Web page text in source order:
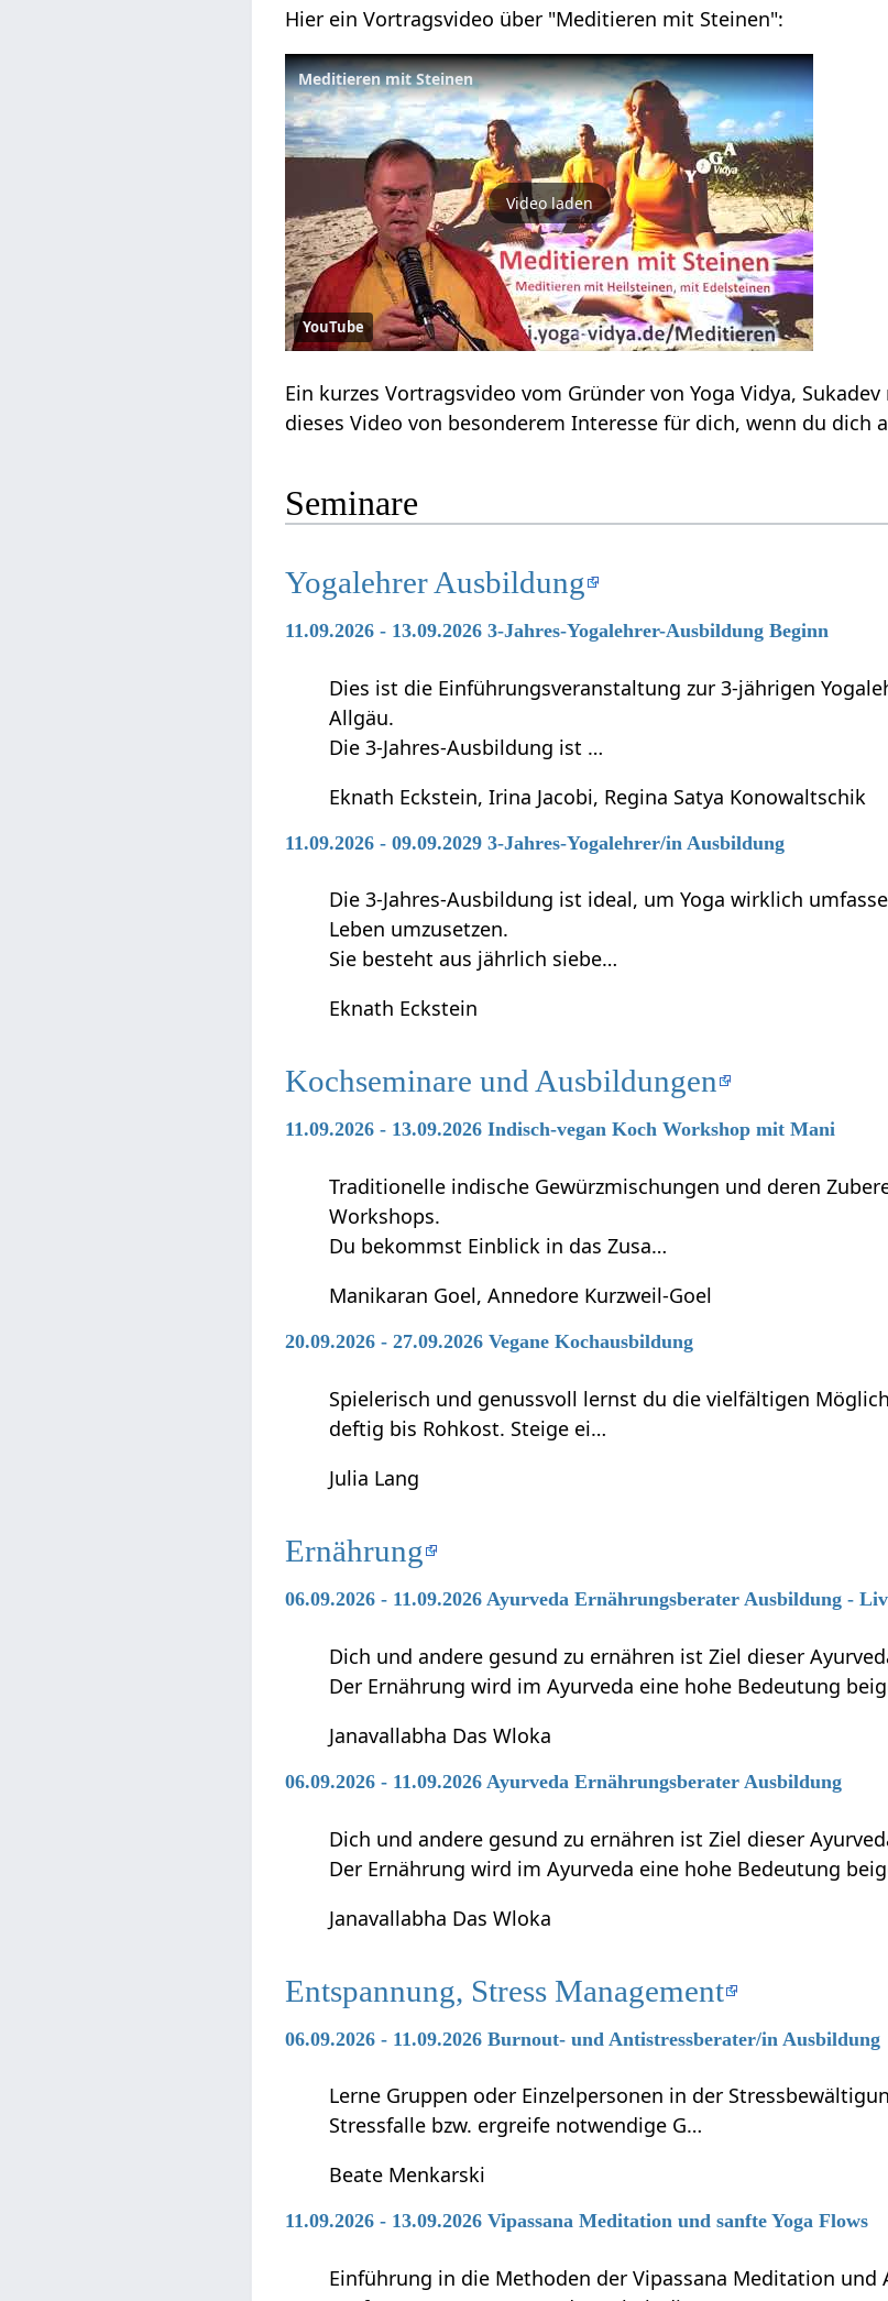
Hier ein Vortragsvideo über "Meditieren mit Steinen":
Meditieren mit Steinen
Video laden
YouTube
Ein kurzes Vortragsvideo vom Gründer von Yoga Vidya,
dieses Video von besonderem Interesse für dich, wenn du dich
Seminare
Yogalehrer Ausbildung
11.09.2026 - 13.09.2026 3-Jahres-Yogalehrer-Ausbildung Beginn
Dies ist die Einführungsveranstaltung zur 3-jährigen
Allgäu.
Die 3-Jahres-Ausbildung ist …
Eknath Eckstein, Irina Jacobi, Regina Satya Konowaltschik
11.09.2026 - 09.09.2029 3-Jahres-Yogalehrer/in Ausbildung
Die 3-Jahres-Ausbildung ist ideal, um Yoga wirklich
Leben umzusetzen.
Sie besteht aus jährlich siebe…
Eknath Eckstein
Kochseminare und Ausbildungen
11.09.2026 - 13.09.2026 Indisch-vegan Koch Workshop mit Mani
Traditionelle indische Gewürzmischungen und deren
Workshops.
Du bekommst Einblick in das Zusa…
Manikaran Goel, Annedore Kurzweil-Goel
20.09.2026 - 27.09.2026 Vegane Kochausbildung
Spielerisch und genussvoll lernst du die vielfältigen
deftig bis Rohkost. Steige ei…
Julia Lang
Ernährung
06.09.2026 - 11.09.2026 Ayurveda Ernährungsberater Ausbildung -
Dich und andere gesund zu ernähren ist Ziel dieser
Der Ernährung wird im Ayurveda eine hohe Bedeutung
Janavallabha Das Wloka
06.09.2026 - 11.09.2026 Ayurveda Ernährungsberater Ausbildung
Dich und andere gesund zu ernähren ist Ziel dieser
Der Ernährung wird im Ayurveda eine hohe Bedeutung
Janavallabha Das Wloka
Entspannung, Stress Management
06.09.2026 - 11.09.2026 Burnout- und Antistressberater/in Ausbildung
Lerne Gruppen oder Einzelpersonen in der
Stressfalle bzw. ergreife notwendige G…
Beate Menkarski
11.09.2026 - 13.09.2026 Vipassana Meditation und sanfte Yoga Flows
Einführung in die Methoden der Vipassana Meditation